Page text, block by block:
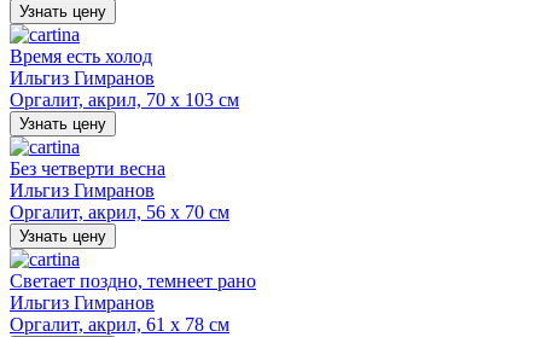
Узнать цену
Время есть холод
Ильгиз Гимранов
Оргалит, акрил, 70 х 103 см
Узнать цену
Без четверти весна
Ильгиз Гимранов
Оргалит, акрил, 56 х 70 см
Узнать цену
Светает поздно, темнеет рано
Ильгиз Гимранов
Оргалит, акрил, 61 х 78 см